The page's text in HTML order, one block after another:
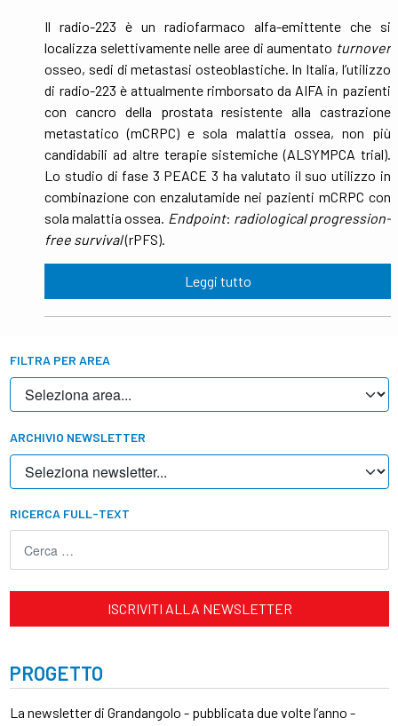
Il radio-223 è un radiofarmaco alfa-emittente che si
localizza selettivamente nelle aree di aumentato turnover
osseo, sedi di metastasi osteoblastiche. In Italia, l’utilizzo
di radio-223 è attualmente rimborsato da AIFA in pazienti
con cancro della prostata resistente alla castrazione
metastatico (mCRPC) e sola malattia ossea, non più
candidabili ad altre terapie sistemiche (ALSYMPCA trial).
Lo studio di fase 3 PEACE 3 ha valutato il suo utilizzo in
combinazione con enzalutamide nei pazienti mCRPC con
sola malattia ossea. Endpoint: radiological progression-
free survival(rPFS).
Leggi tutto
FILTRA PER AREA
ARCHIVIO NEWSLETTER
RICERCA FULL-TEXT
ISCRIVITI ALLA NEWSLETTER
PROGETTO
La newsletter di Grandangolo - pubblicata due volte l’anno -